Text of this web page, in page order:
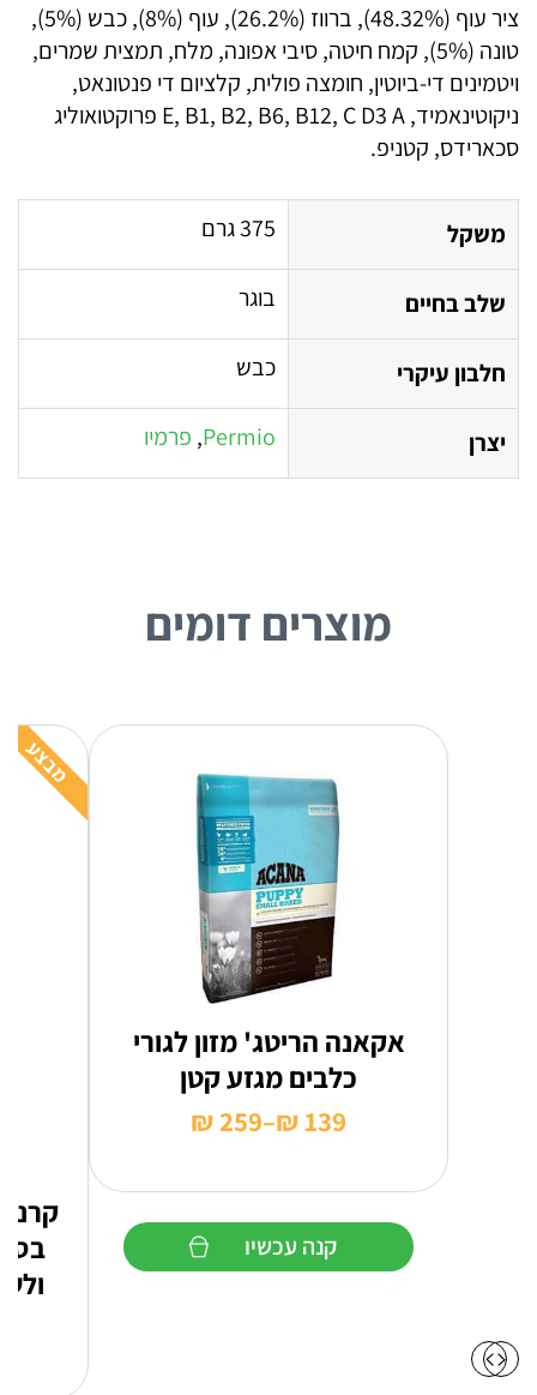
ציר עוף (48.32%), ברווז (26.2%), עוף (8%), כבש (5%),
טונה (5%), קמח חיטה, סיבי אפונה, מלח, תמצית שמרים,
ויטמינים די-ביוטין, חומצה פולית, קלציום די פנטונאט,
ניקוטינאמיד, E, B1, B2, B6, B12, C D3 A פרוקטואוליג
סכארידס, קטניפ.
משקל 375 גרם
שלב בחיים בוגר
חלבון עיקרי כבש
יצרן Permio
, פרמיו
מוצרים דומים
אקאנה הריטג' מזון לגורי
כלבים מגזע קטן
₪ 139
–
₪259
טווח
עד
⁦₪ 259⁩
קנה עכשיו
מבצע